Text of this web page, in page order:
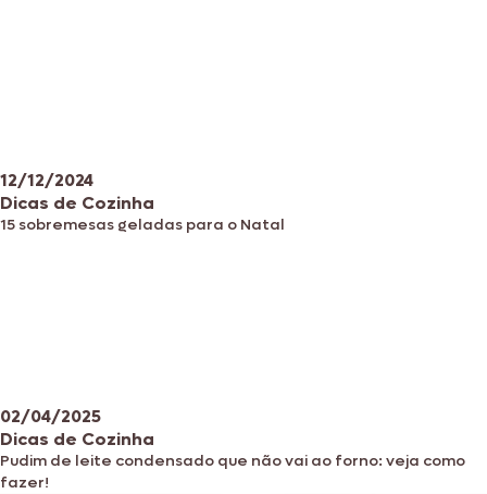
12/12/2024
Dicas de Cozinha
15 sobremesas geladas para o Natal
02/04/2025
Dicas de Cozinha
Pudim de leite condensado que não vai ao forno: veja como
fazer!